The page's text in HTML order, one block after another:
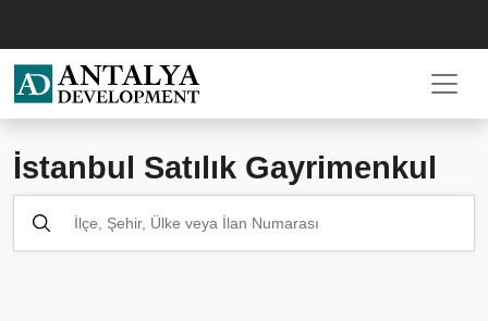
İstanbul Satılık Gayrimenkul